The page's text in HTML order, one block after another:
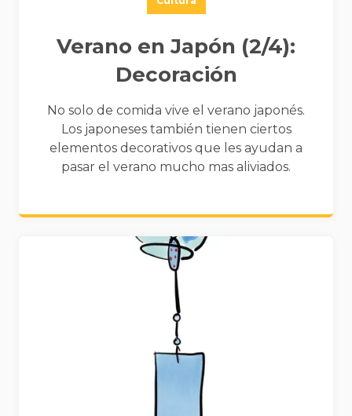
Verano en Japón (2/4):
Decoración
No solo de comida vive el verano japonés.
Los japoneses también tienen ciertos
elementos decorativos que les ayudan a
pasar el verano mucho mas aliviados.